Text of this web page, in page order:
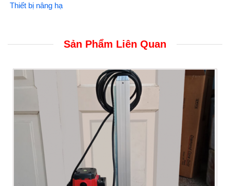
Thiết bị nâng hạ
Sản Phẩm Liên Quan